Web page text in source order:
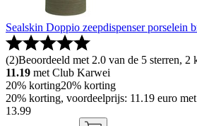
Sealskin Doppio zeepdispenser porselein
(2)Beoordeeld met 2.0 van de 5 sterren, 2
11.19 met Club Karwei
20% korting20% korting
20% korting, voordeelprijs: 11.19 euro
13.99